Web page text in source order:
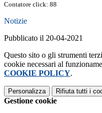
Contatore click: 88
Notizie
Pubblicato il 20-04-2021
Questo sito o gli strumenti
cookie necessari al
COOKIE POLICY.
Personalizza Rifiuta tutti i
Gestione cookie